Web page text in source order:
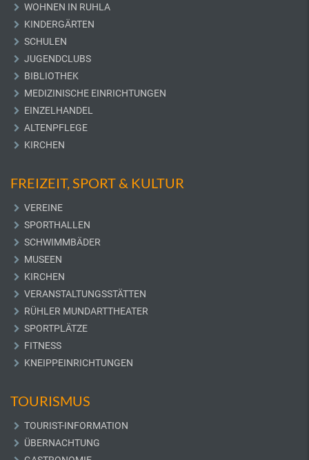
WOHNEN IN RUHLA
KINDERGÄRTEN
SCHULEN
JUGENDCLUBS
BIBLIOTHEK
MEDIZINISCHE EINRICHTUNGEN
EINZELHANDEL
ALTENPFLEGE
KIRCHEN
FREIZEIT, SPORT & KULTUR
VEREINE
SPORTHALLEN
SCHWIMMBÄDER
MUSEEN
KIRCHEN
VERANSTALTUNGSSTÄTTEN
RÜHLER MUNDARTTHEATER
SPORTPLÄTZE
FITNESS
KNEIPPEINRICHTUNGEN
TOURISMUS
TOURIST-INFORMATION
ÜBERNACHTUNG